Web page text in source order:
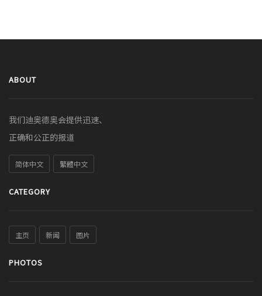
ABOUT
我们迪奥德奥会提供迅速、
正确和公正的报道
简体中文 繁體中文
CATEGORY
主页 新闻 图片
PHOTOS